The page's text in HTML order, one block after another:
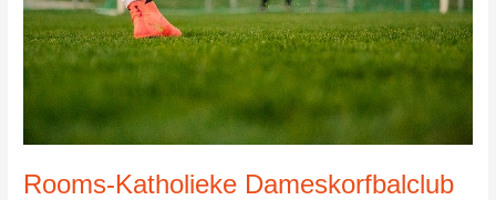
Rooms-Katholieke Dameskorfbalclub